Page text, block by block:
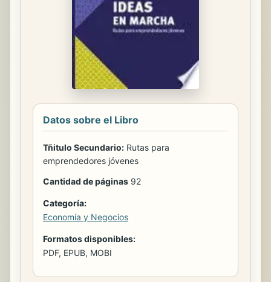
Datos sobre el Libro
Tñitulo Secundario: Rutas para
emprendedores jóvenes
Cantidad de páginas 92
Categoría:
Economía y Negocios
Formatos disponibles:
PDF, EPUB, MOBI